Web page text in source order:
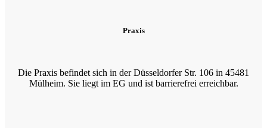
Praxis
Die Praxis befindet sich in der Düsseldorfer Str. 106 in 45481
Mülheim. Sie liegt im EG und ist barrierefrei erreichbar.